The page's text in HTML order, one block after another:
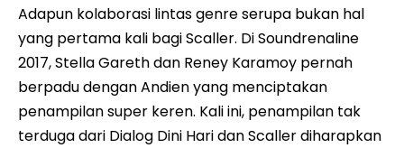
Adapun kolaborasi lintas genre serupa bukan hal
yang pertama kali bagi Scaller. Di Soundrenaline
2017, Stella Gareth dan Reney Karamoy pernah
berpadu dengan Andien yang menciptakan
penampilan super keren. Kali ini, penampilan tak
terduga dari Dialog Dini Hari dan Scaller diharapkan